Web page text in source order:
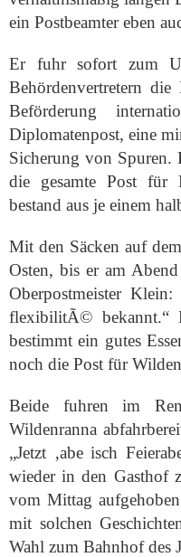
ein Postbeamter eben
Er fuhr sofort zum
Behördenvertretern
Beförderung
Diplomatenpost, eine
Sicherung von Spuren.
die gesamte Post für
bestand aus je einem
Mit den Säcken auf
Osten, bis er am
Oberpostmeister
flexibilitÃ© bekannt.“
bestimmt ein gutes
noch die Post für
Beide fuhren im
Wildenranna
„Jetzt ‚abe isch
wieder in den Gasthof
vom Mittag
mit solchen
Wahl zum Bahnhof des